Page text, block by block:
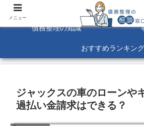
債務整理に関する悩みを解決！☆
債務整理の知識
おすすめランキング
ジャックスの車のローンや
過払い金請求はできる？
メニュー